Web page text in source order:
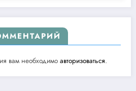
вам необходимо авторизоваться.